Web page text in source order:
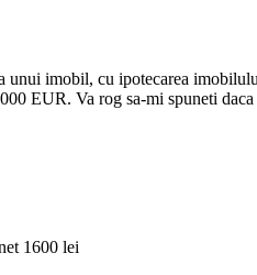
imobil, cu ipotecarea
EUR. Va rog sa-mi spuneti
1600 lei